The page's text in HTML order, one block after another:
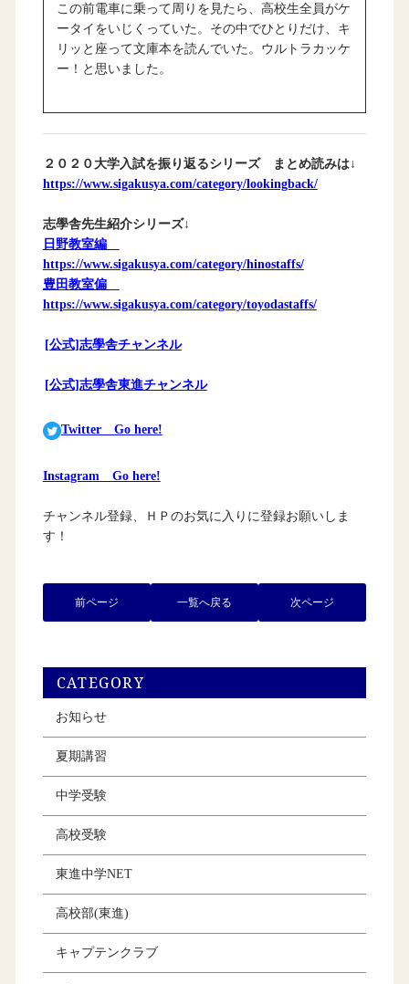
この前電車に乗って周りを見たら、高校生全員がケ
ータイをいじくっていた。その中でひとりだけ、キ
リッと座って文庫本を読んでいた。ウルトラカッケ
ー！と思いました。
２０２０大学入試を振り返るシリーズ まとめ読みは↓
https://www.sigakusya.com/category/lookingback/
志學舎先生紹介シリーズ↓
日野教室編
https://www.sigakusya.com/category/hinostaffs/
豊田教室偏
https://www.sigakusya.com/category/toyodastaffs/
[公式]志學舎チャンネル
[公式]志學舎東進チャンネル
Twitter Go here!
Instagram Go here!
チャンネル登録、ＨＰのお気に入りに登録お願いしま
す！
前ページ 一覧へ戻る 次ページ
CATEGORY
お知らせ
夏期講習
中学受験
高校受験
東進中学NET
高校部(東進)
キャプテンクラブ